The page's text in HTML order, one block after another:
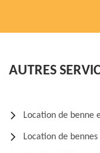
AUTRES
Location de benne
Location de